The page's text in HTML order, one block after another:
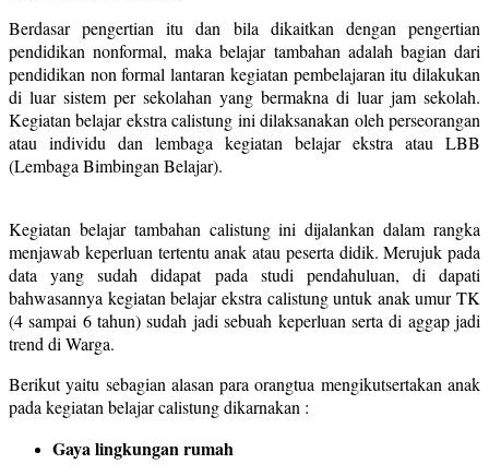
Berdasar pengertian itu dan bila dikaitkan dengan pengertian
pendidikan nonformal, maka belajar tambahan adalah bagian dari
pendidikan non formal lantaran kegiatan pembelajaran itu dilakukan
di luar sistem per sekolahan yang bermakna di luar jam sekolah.
Kegiatan belajar ekstra calistung ini dilaksanakan oleh perseorangan
atau individu dan lembaga kegiatan belajar ekstra atau LBB
(Lembaga Bimbingan Belajar).
Kegiatan belajar tambahan calistung ini dijalankan dalam rangka
menjawab keperluan tertentu anak atau peserta didik. Merujuk pada
data yang sudah didapat pada studi pendahuluan, di dapati
bahwasannya kegiatan belajar ekstra calistung untuk anak umur TK
(4 sampai 6 tahun) sudah jadi sebuah keperluan serta di aggap jadi
trend di Warga.
Berikut yaitu sebagian alasan para orangtua mengikutsertakan anak
pada kegiatan belajar calistung dikarnakan :
Gaya lingkungan rumah